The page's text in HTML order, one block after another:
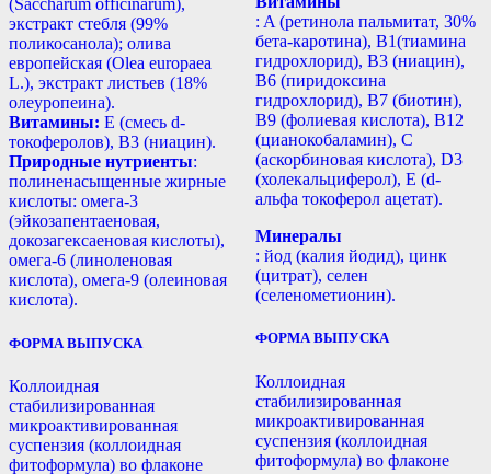
(Saccharum officinarum),
экстракт стебля (99%
поликосанола); олива
европейская (Olea europaea
L.), экстракт листьев (18%
олеуропеина).
Витамины: Е (смесь d-
токоферолов), B3 (ниацин).
Природные нутриенты:
полиненасыщенные жирные
кислоты: омега-3
(эйкозапентаеновая,
докозагексаеновая кислоты),
омега-6 (линоленовая
кислота), омега-9 (олеиновая
кислота).
ФОРМА ВЫПУСКА
Коллоидная
стабилизированная
микроактивированная
суспензия (коллоидная
фитоформула) во флаконе
: A (ретинола пальмитат, 30%
бета-каротина), B1(тиамина
гидрохлорид), B3 (ниацин),
B6 (пиридоксина
гидрохлорид), B7 (биотин),
B9 (фолиевая кислота), B12
(цианокобаламин), С
(аскорбиновая кислота), D3
(холекальциферол), Е (d-
альфа токоферол ацетат).
Минералы
: йод (калия йодид), цинк
(цитрат), селен
(селенометионин).
ФОРМА ВЫПУСКА
Коллоидная
стабилизированная
микроактивированная
суспензия (коллоидная
фитоформула) во флаконе